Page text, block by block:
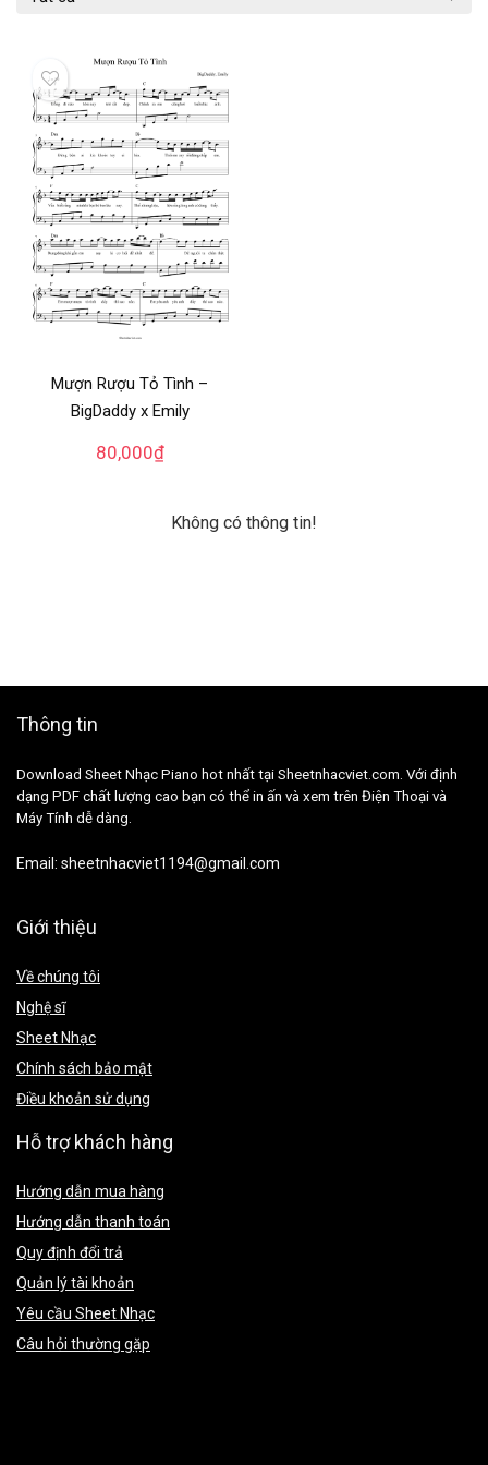
Mượn Rượu Tỏ Tình –
BigDaddy x Emily
80,000₫
Không có thông tin!
Thông tin
Download Sheet Nhạc Piano hot nhất tại Sheetnhacviet.com. Với định
dạng PDF chất lượng cao bạn có thể in ấn và xem trên Điện Thoại và
Máy Tính dễ dàng.
Email: sheetnhacviet1194@gmail.com
Giới thiệu
Về chúng tôi
Nghệ sĩ
Sheet Nhạc
Chính sách bảo mật
Điều khoản sử dụng
Hỗ trợ khách hàng
Hướng dẫn mua hàng
Hướng dẫn thanh toán
Quy định đổi trả
Quản lý tài khoản
Yêu cầu Sheet Nhạc
Câu hỏi thường gặp